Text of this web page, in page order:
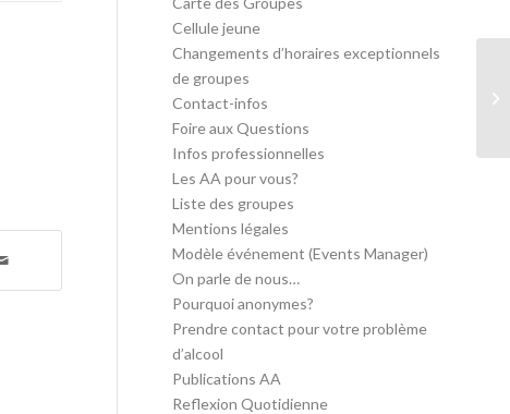
Cellule jeune
Changements d’horaires exceptionnels
de groupes
Contact-infos
Foire aux Questions
Infos professionnelles
Les AA pour vous?
Liste des groupes
Mentions légales
Modèle événement (Events Manager)
On parle de nous…
Pourquoi anonymes?
Prendre contact pour votre problème
d’alcool
Publications AA
Reflexion Quotidienne